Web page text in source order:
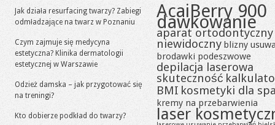
Jak działa resurfacing twarzy? Zabiegi
odmładzające na twarz w Poznaniu
Czym zajmuje się medycyna
estetyczna? Klinika dermatologii
estetycznej w Warszawie
Odzież damska – jak przygotować się
na treningi?
Kto dobierze podkład do twarzy?
AcaiBerry 900
dawkowanie
aparat ortodontyczny
niewidoczny blizny
brodawki podeszwowe
depilacja laserowa
skuteczność
BMI kosmetyki dla
kremy na przebarwienia
laser